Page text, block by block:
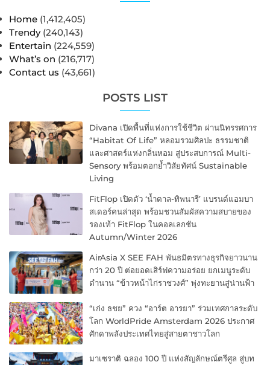
Home (1,412,405)
Trendy (240,143)
Entertain (224,559)
What’s on (216,717)
Contact us (43,661)
POSTS LIST
Divana เปิดพื้นที่แห่งการใช้ชีวิต ผ่านนิทรรศการ
“Habitat Of Life” หลอมรวมศิลปะ ธรรมชาติ
และศาสตร์แห่งกลิ่นหอม สู่ประสบการณ์ Multi-
Sensory พร้อมตอกย้ำวิสัยทัศน์ Sustainable
Living
FitFlop เปิดตัว ‘น้ำตาล-ทิพนารี’ แบรนด์แอมบา
สเดอร์คนล่าสุด พร้อมชวนสัมผัสความสบายของ
รองเท้า FitFlop ในคอลเลกชัน
Autumn/Winter 2026
AirAsia X SEE FAH พันธมิตรทางธุรกิจยาวนาน
กว่า 20 ปี ต่อยอดเสิร์ฟความอร่อย ยกเมนูระดับ
ตำนาน “ข้าวหน้าไก่ราชวงศ์” พุ่งทะยานสู่น่านฟ้า
“เก่ง ธชย” ควง “อาร์ต อารยา” ร่วมเทศกาลระดับ
โลก WorldPride Amsterdam 2026 ประกาศ
ศักดาพลังประเทศไทยสู่สายตาชาวโลก
มาเซราติ ฉลอง 100 ปี แห่งสัญลักษณ์ตรีศูล สู่บท